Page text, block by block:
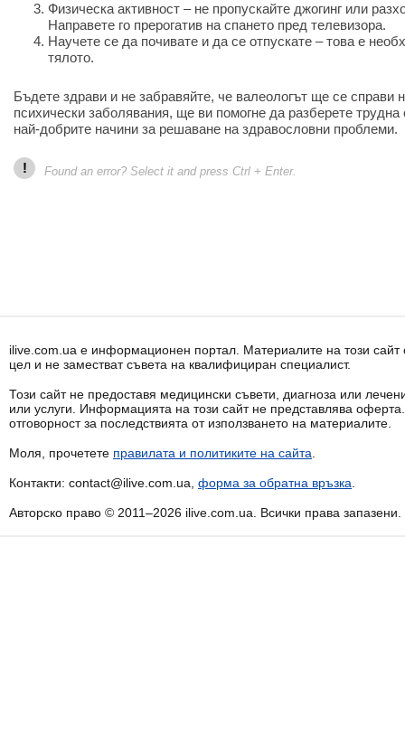
Физическа активност – не пропускайте джогинг или
Направете го прерогатив на спането пред телевизора.
Научете се да почивате и да се отпускате – това е
тялото.
Бъдете здрави и не забравяйте, че валеологът ще се справи
психически заболявания, ще ви помогне да разберете
най-добрите начини за решаване на здравословни проблеми.
! Found an error? Select it and press Ctrl + Enter.
ilive.com.ua е информационен портал. Материалите на този
цел и не заместват съвета на квалифициран специалист.
Този сайт не предоставя медицински съвети, диагноза или
или услуги. Информацията на този сайт не представлява
отговорност за последствията от използването на материалите.
Моля, прочетете правилата и политиките на сайта
Контакти: contact@ilive.com.ua, форма за обратна връзка
Авторско право © 2011–2026 ilive.com.ua. Всички права запазени.